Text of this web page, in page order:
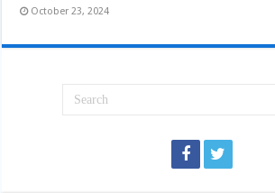
October 23, 2024